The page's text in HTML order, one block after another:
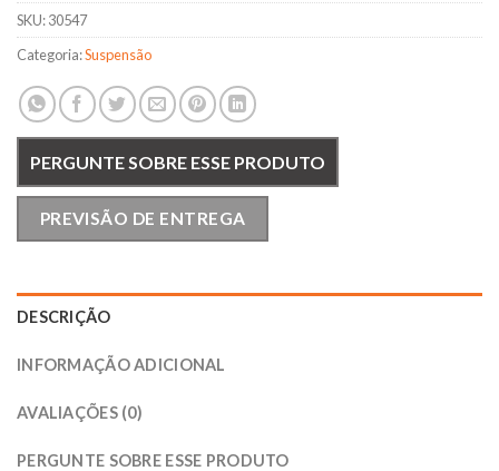
SKU:30547
Categoria:Suspensão
PERGUNTE SOBRE ESSE PRODUTO
PREVISÃO DE ENTREGA
DESCRIÇÃO
INFORMAÇÃO ADICIONAL
AVALIAÇÕES (0)
PERGUNTE SOBRE ESSE PRODUTO